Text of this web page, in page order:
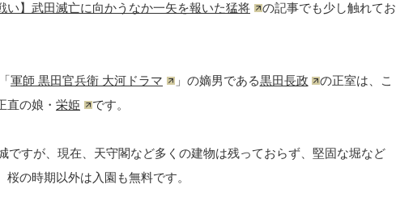
い】武田滅亡に向かうなか一矢を報いた猛将
の記事でも少し触れてお
軍師 黒田官兵衛 大河ドラマ 」の嫡男である黒田長政
の正室は、こ
直の娘・ 栄姫 です。
ですが、現在、天守閣など多くの建物は残っておらず、堅固な堀など
の時期以外は入園も無料です。